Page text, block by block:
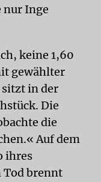
nur Inge
keine 1,60
gewählter
sitzt in der
Die
die
Auf dem
ihres
Tod brennt